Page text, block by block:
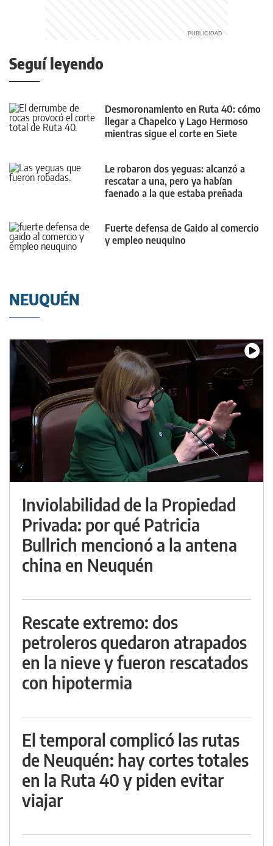
Seguí leyendo
Desmoronamiento en Ruta 40: cómo
llegar a Chapelco y Lago Hermoso
mientras sigue el corte en Siete
Le robaron dos yeguas: alcanzó a
rescatar a una, pero ya habían
faenado a la que estaba preñada
Fuerte defensa de Gaido al comercio
y empleo neuquino
NEUQUÉN
Inviolabilidad de la Propiedad
Privada: por qué Patricia
Bullrich mencionó a la antena
china en Neuquén
Rescate extremo: dos
petroleros quedaron atrapados
en la nieve y fueron rescatados
con hipotermia
El temporal complicó las rutas
de Neuquén: hay cortes totales
en la Ruta 40 y piden evitar
viajar